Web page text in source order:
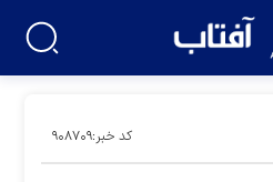
کد خبر:۹۰۸۷۰۹